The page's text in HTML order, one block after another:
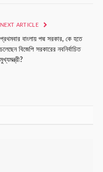
NEXT ARTICLE
প্রথমবার বাংলায় পদ্ম সরকার, কে হতে
চলেছেন বিজেপি সরকারের নবনির্বাচিত
মুখ্যমন্ত্রী?